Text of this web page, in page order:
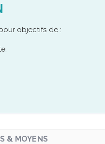
objectifs de :
& MOYENS